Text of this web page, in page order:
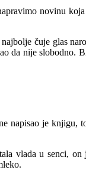
novinu
čuje glas
da nije slobodno.
napisao je knjigu,
vlada u senci, on